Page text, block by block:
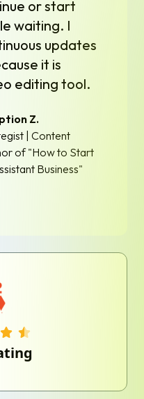
or start
waiting. I
updates
it is
editing tool.
Z.
| Content
of "How to Start
Business"